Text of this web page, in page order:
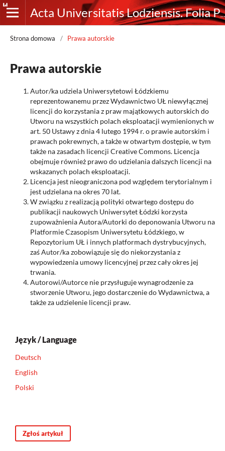
Acta Universitatis Lodziensis. Folia Philosophica. Ethica-Aesthetica-Practica
Strona domowa / Prawa autorskie
Prawa autorskie
Autor/ka udziela Uniwersytetowi Łódzkiemu
reprezentowanemu przez Wydawnictwo UŁ niewyłącznej
licencji do korzystania z praw majątkowych autorskich do
Utworu na wszystkich polach eksploatacji wymienionych w
art. 50 Ustawy z dnia 4 lutego 1994 r. o prawie autorskim i
prawach pokrewnych, a także w otwartym dostępie, w tym
także na zasadach licencji Creative Commons. Licencja
obejmuje również prawo do udzielania dalszych licencji na
wskazanych polach eksploatacji.
Licencja jest nieograniczona pod względem terytorialnym i
jest udzielana na okres 70 lat.
W związku z realizacją polityki otwartego dostępu do
publikacji naukowych Uniwersytet Łódzki korzysta
z upoważnienia Autora/Autorki do deponowania Utworu na
Platformie Czasopism Uniwersytetu Łódzkiego, w
Repozytorium UŁ i innych platformach dystrybucyjnych,
zaś Autor/ka zobowiązuje się do niekorzystania z
wypowiedzenia umowy licencyjnej przez cały okres jej
trwania.
Autorowi/Autorce nie przysługuje wynagrodzenie za
stworzenie Utworu, jego dostarczenie do Wydawnictwa, a
także za udzielenie licencji praw.
Język / Language
Deutsch
English
Polski
Zgłoś artykuł